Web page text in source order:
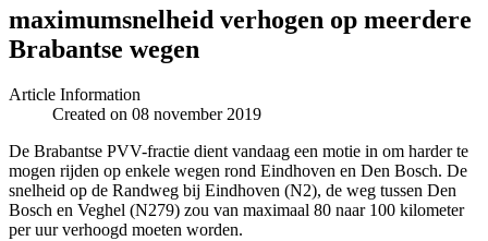
maximumsnelheid verhogen op meerdere
Brabantse wegen
Article Information
Created on 08 november 2019
De Brabantse PVV-fractie dient vandaag een motie in om harder te
mogen rijden op enkele wegen rond Eindhoven en Den Bosch. De
snelheid op de Randweg bij Eindhoven (N2), de weg tussen Den
Bosch en Veghel (N279) zou van maximaal 80 naar 100 kilometer
per uur verhoogd moeten worden.